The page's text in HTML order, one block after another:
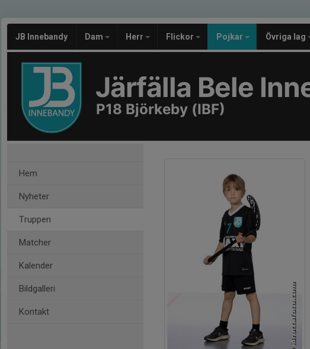
JB Innebandy Dam Herr Flickor Pojkar Övriga lag
Järfälla Bele
P18 Björkeby (IBF)
Hem
Nyheter
Truppen
Matcher
Kalender
Bildgalleri
Kontakt